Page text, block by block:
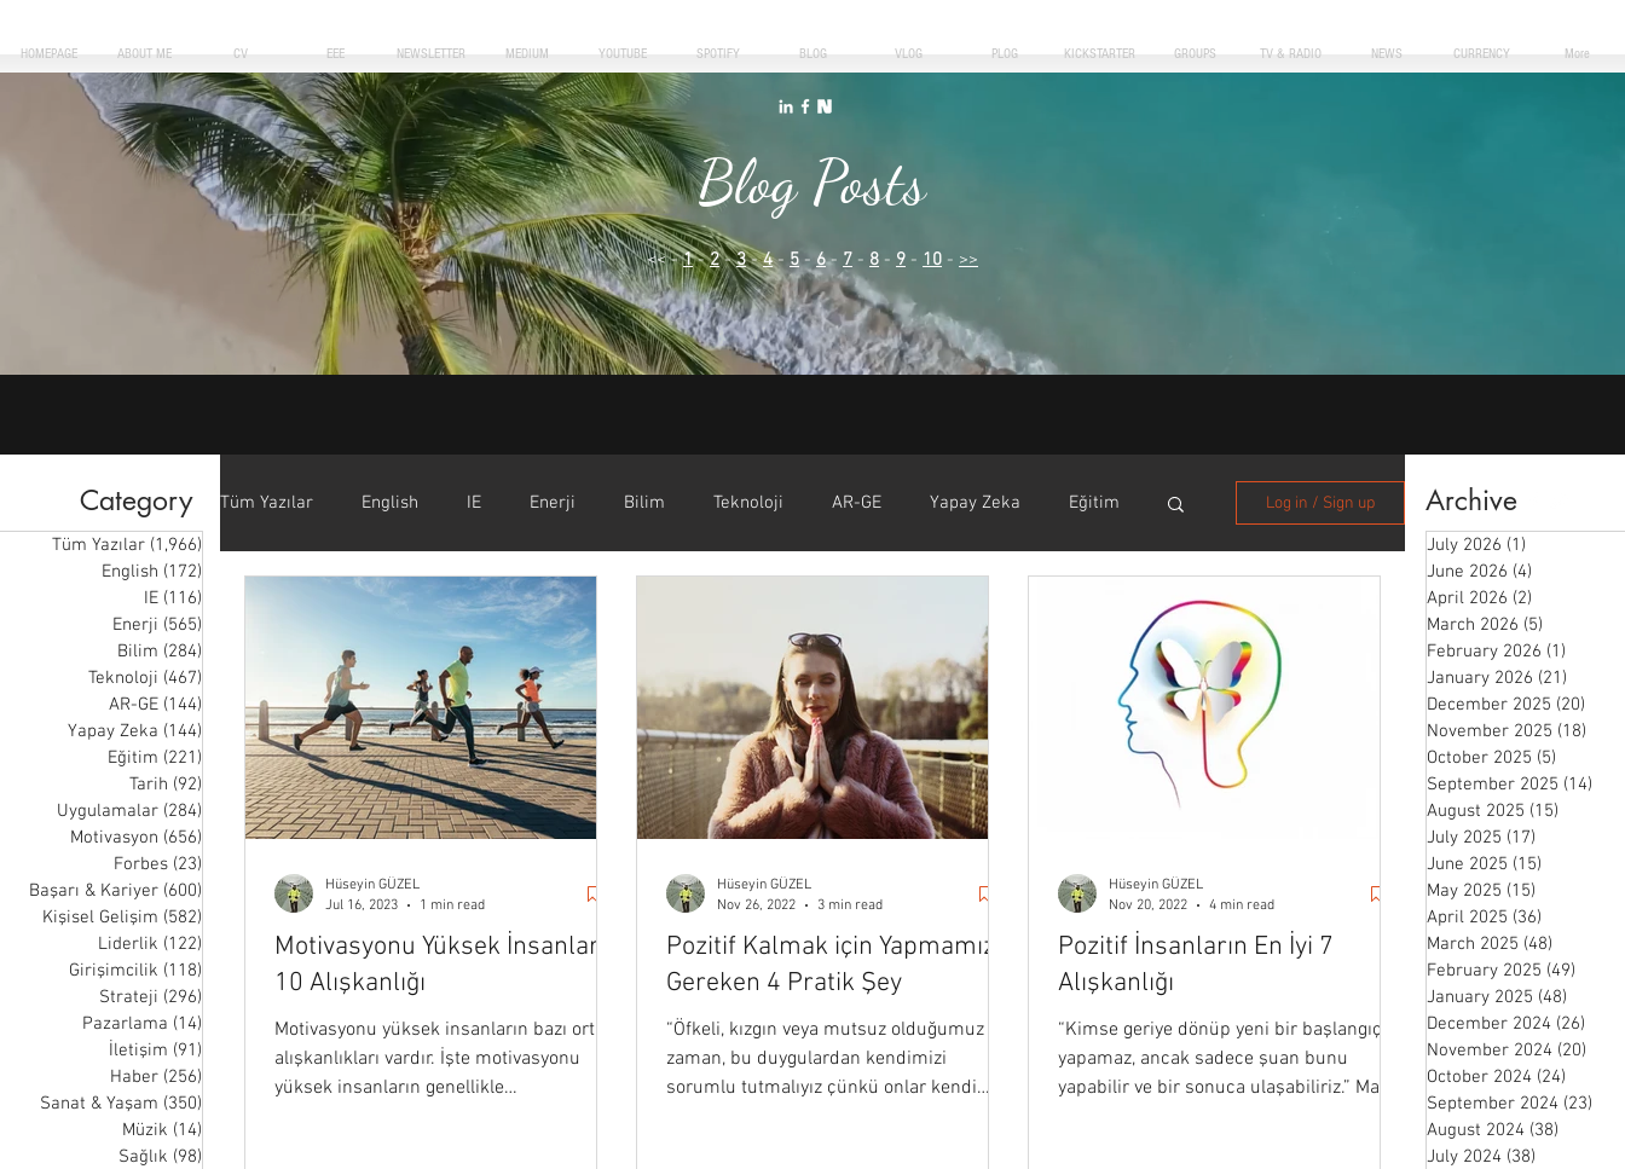
HOMEPAGE ABOUT ME CV EEE NEWSLETTER MEDIUM YOUTUBE SPOTIFY BLOG VLOG PLOG KICKSTARTER GROUPS TV & RADIO NEWS CURRENCY More
Blog Posts
<< - 1 - 2-3 -4 - 5-6- 7 - 8 - 9 - 10 - >>
Category
Tüm Yazılar (1,966)
English (172) 172 posts
IE (116)
Enerji (565)
Bilim (284)
Teknoloji (467)
AR-GE (144) 144 posts
Yapay Zeka (144) 144 posts
Eğitim (221) 221 posts
Tarih (92) 92 posts
Uygulamalar (284) 284 posts
Motivasyon (656) 656 posts
Forbes (23)
Başarı & Kariyer (600) 600 posts
Kişisel Gelişim (582)
Liderlik (122)
Girişimcilik (118) 118 posts
Strateji (296)
Pazarlama (14)
İletişim (91)
Haber (256)
Sanat & Yaşam (350) 350 posts
Müzik (14)
Sağlık (98)
Tüm Yazılar English IE Enerji Bilim Teknoloji AR-GE Yapay Zeka Eğitim
Uygulamalar Motivasyon
Liderlik Girişimcilik Strateji Pazarlama İletişim Haber Sanat & Yaşam
Müzik Sağlık Uzay Veri Bilimi Stoacılık Medium Darius Foroux
Nick Wignall Thomas Oppong
Log in / Sign up
Motivasyonu Yüksek İnsanların
10 Alışkanlığı
Motivasyonu yüksek insanların bazı ortak
alışkanlıkları vardır. İşte motivasyonu
yüksek insanların genellikle
Hüseyin GÜZEL
Jul 16, 2023
1 min read
Pozitif Kalmak için Yapmamız
Gereken 4 Pratik Şey
“Öfkeli, kızgın veya mutsuz olduğumuz
zaman, bu duygulardan kendimizi
sorumlu tutmalıyız çünkü onlar kendi
Hüseyin GÜZEL
Nov 26, 2022
3 min read
Pozitif İnsanların En İyi 7
Alışkanlığı
“Kimse geriye dönüp yeni bir başlangıç
yapamaz, ancak sadece şuan bunu
yapabilir ve bir sonuca ulaşabiliriz.” Maria
Hüseyin GÜZEL
Nov 20, 2022
4 min read
Archive
July 2026 (1)
June 2026 (4)
April 2026 (2)
March 2026 (5)
February 2026 (1)
January 2026 (21)
December 2025 (20)
November 2025 (18)
October 2025 (5)
September 2025 (14)
August 2025 (15)
July 2025 (17)
June 2025 (15)
May 2025 (15)
April 2025 (36)
March 2025 (48)
February 2025 (49)
January 2025 (48)
December 2024 (26)
November 2024 (20)
October 2024 (24)
September 2024 (23)
August 2024 (38)
July 2024 (38)